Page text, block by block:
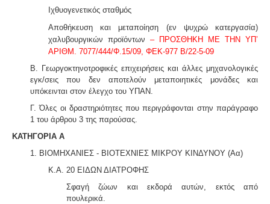
Τακτοποίηση εξ αδιαιρέτου εκτός σχεδίου -
με τις από 12-06-2018 νέες διατάξεις του νόμου
4495/2017 τα εκτός σχεδίου εξ αδιαιρέτου μπορούν να
προχωρήσουν σε σύσταση διαίρεσης ιδιοκτησίας
κατόπιν αγωγής στο πρωτοδικείο από το 65% των
συνιδιοκτητών..
Σύστημα διαχείρισης ποιότητας ISO
επιχειρήσεις προκειμένου να είναι ελκυστικές στο
πελατειακό κοινό χρειάζεται να πιστοποιηθούν κατά
ISO . Αυτό είτε απαιτείται για δουλειές με το δημόσιο
(δημοπρασίες) ή από τη νομοθεσία (τρόφιμα-ποτά) ή
αποτελεί κανόνα της αγοράς (εξαγωγές). Κλειδί στην
διαδικασία είναι η μελέτη διαχείρισης ποιότητας.
Ιχθυογενετικός σταθμός
Αποθήκευση και μεταποίηση (εν ψυχρώ κατεργασία)
χαλυβουργικών προϊόντων – ΠΡΟΣΘΗΚΗ ΜΕ ΤΗΝ ΥΠ’
ΑΡΙΘΜ. 7077/444/Φ.15/09, ΦΕΚ-977 Β/22-5-09
Β. Γεωργοκτηνοτροφικές επιχειρήσεις και άλλες μηχανολογικές
εγκ/σεις που δεν αποτελούν μεταποιητικές μονάδες και
υπόκεινται στον έλεγχο του ΥΠΑΝ.
Γ. Όλες οι δραστηριότητες που περιγράφονται στην παράγραφο
1 του άρθρου 3 της παρούσας.
ΚΑΤΗΓΟΡΙΑ Α
1. ΒΙΟΜΗΧΑΝΙΕΣ - ΒΙΟΤΕΧΝΙΕΣ ΜΙΚΡΟΥ ΚΙΝΔΥΝΟΥ (Αα)
Κ.Α. 20 ΕΙΔΩΝ ΔΙΑΤΡΟΦΗΣ
Σφαγή ζώων και εκδορά αυτών, εκτός από
πουλερικά.